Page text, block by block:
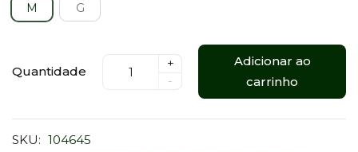
M G
Quantidade
+
-
Adicionar ao
carrinho
SKU: 104645